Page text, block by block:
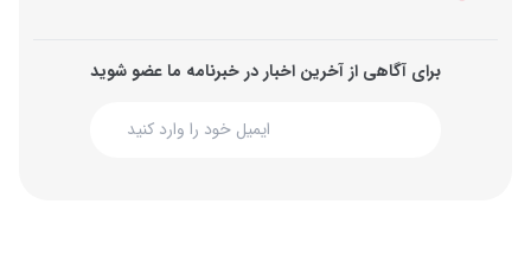
برای آگاهی از آخرین اخبار در خبرنامه ما عضو شوید